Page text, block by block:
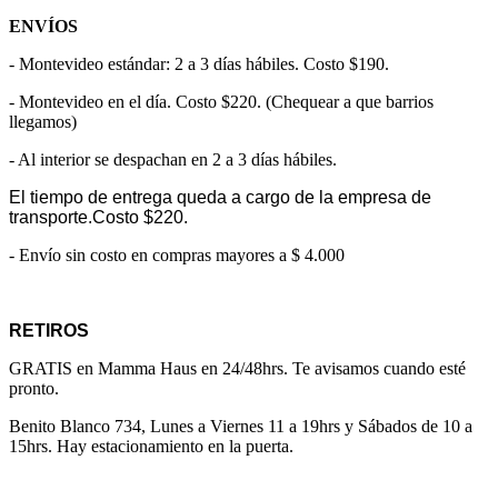
ENVÍOS
- Montevideo estándar: 2 a 3 días hábiles. Costo $190.
- Montevideo en el día. Costo $220. (Chequear a que barrios
llegamos)
- Al interior se despachan en 2 a 3 días hábiles.
El tiempo de entrega queda a cargo de la empresa de
transporte.Costo $220.
- Envío sin costo en compras mayores a $ 4.000
RETIROS
GRATIS en Mamma Haus en 24/48hrs. Te avisamos cuando esté
pronto.
Benito Blanco 734, Lunes a Viernes 11 a 19hrs y Sábados de 10 a
15hrs. Hay estacionamiento en la puerta.